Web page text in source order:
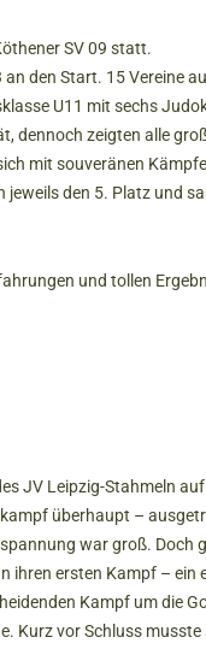
SV 09 statt.
den Start. 15 Vereine
U11 mit sechs
dennoch zeigten alle
mit souveränen
den 5. Platz und
und tollen
JV Leipzig-Stahmeln
überhaupt –
war groß. Doch
ihren ersten Kampf –
Kampf um die
Kurz vor Schluss